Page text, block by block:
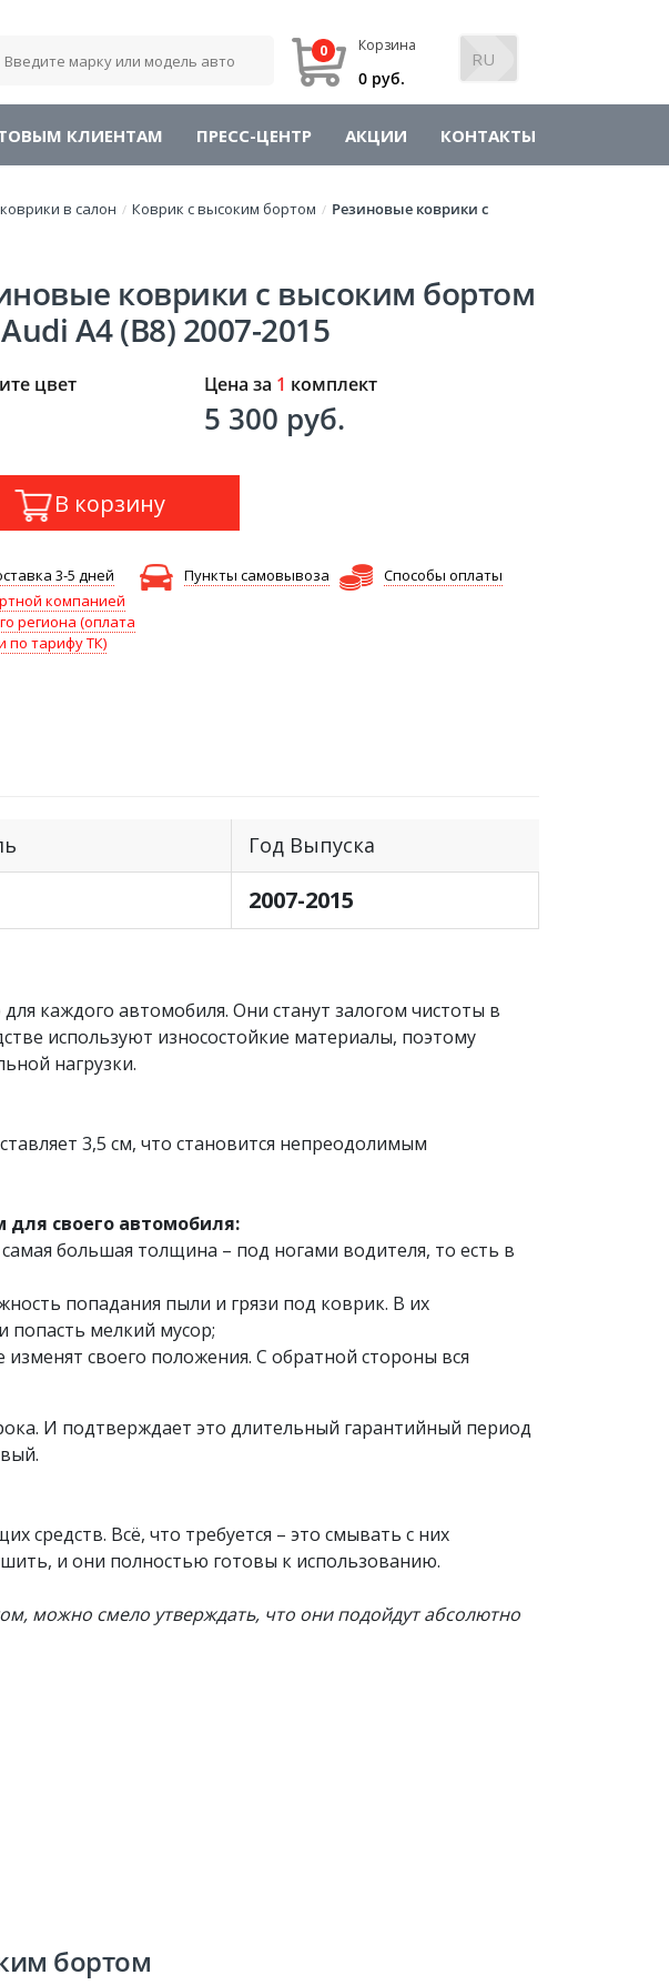
Корзина
0
0 руб.
КЛИЕНТАМ ПРЕСС-ЦЕНТР АКЦИИ КОНТАКТЫ
в салон / Коврик с высоким бортом / Резиновые коврики с
коврики с высоким бортом
A4 (B8) 2007-2015
цвет Цена за 1 комплект
5 300 руб.
В корзину
3-5 дней
компанией
региона (оплата
по тарифу ТК)
Пункты самовывоза Способы оплаты
Год Выпуска
2007-2015
каждого автомобиля. Они станут залогом чистоты в
используют износостойкие материалы, поэтому
нагрузки.
3,5 см, что становится непреодолимым
для своего автомобиля:
большая толщина – под ногами водителя, то есть в
попадания пыли и грязи под коврик. В их
попасть мелкий мусор;
своего положения. С обратной стороны вся
И подтверждает это длительный гарантийный период
Всё, что требуется – это смывать с них
и они полностью готовы к использованию.
можно смело утверждать, что они подойдут абсолютно
бортом